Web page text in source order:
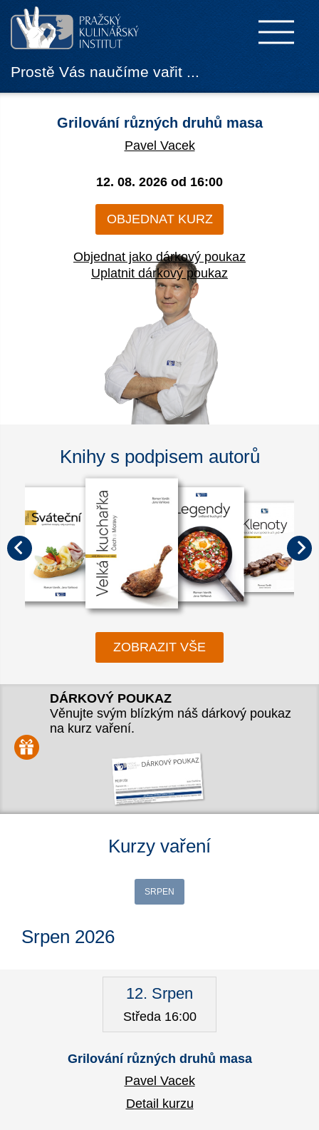
Prostě Vás naučíme vařit ...
Grilování různých druhů masa
Pavel Vacek
12. 08. 2026 od 16:00
OBJEDNAT KURZ
Objednat jako dárkový poukaz
Uplatnit dárkový poukaz
Knihy s podpisem autorů
ZOBRAZIT VŠE
DÁRKOVÝ POUKAZ
Věnujte svým blízkým náš dárkový poukaz
na kurz vaření.
Kurzy vaření
SRPEN
Srpen 2026
12. Srpen
Středa 16:00
Grilování různých druhů masa
Pavel Vacek
Detail kurzu